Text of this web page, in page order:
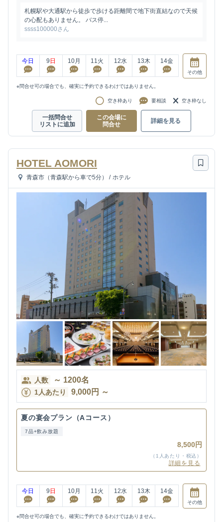
札幌駅や大通駅から徒歩で歩ける距離間で地下街直結なので天候
の心配もありません。 バス停...
ssss100000さん
今日 9 日 10月 11火 12水 13木 14金
その他
※問合せ可の場合でも、確実に予約できるわけではありません。
空き枠あり 要相談 空き枠なし
一括問合せ
リストに追加
この会場に
問合せ
詳細を見る
HOTEL AOMORI
青森市（青森駅から車で5分） / ホテル
人数 ～ 1200名
1人あたり 9,000円 ～
夏の宴会プラン（Aコース）
7品+飲み放題
8,500円
（1人あたり・税込）
詳細を見る
今日 9 日 10月 11火 12水 13木 14金
その他
※問合せ可の場合でも、確実に予約できるわけではありません。